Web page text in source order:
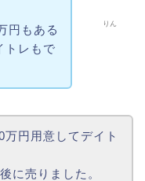
りん
円もある
トレもで
円用意してデイト
に売りました。